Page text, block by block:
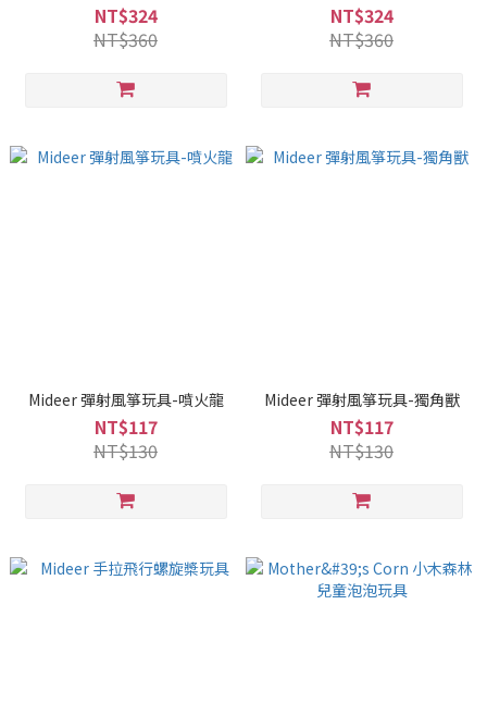
NT$324
NT$360
NT$324
NT$360
Mideer 彈射風箏玩具-噴火龍
NT$117
NT$130
Mideer 彈射風箏玩具-獨角獸
NT$117
NT$130